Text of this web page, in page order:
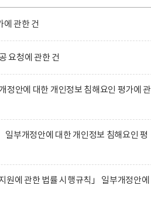
에 관한 건
요청에 관한 건
정안에 대한 개인정보 침해요인 평가에 관
일부개정안에 대한 개인정보 침해요인 평
원에 관한 법률 시행규칙」 일부개정안에